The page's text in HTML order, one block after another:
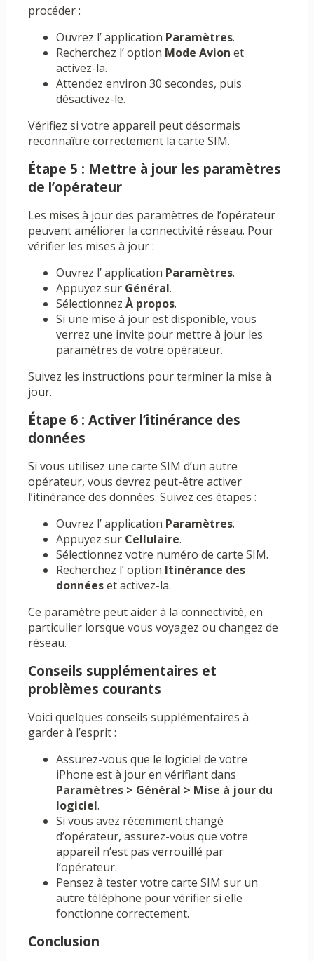
procéder :
Ouvrez l’ application Paramètres.
Recherchez l’ option Mode Avion et
activez-la.
Attendez environ 30 secondes, puis
désactivez-le.
Vérifiez si votre appareil peut désormais
reconnaître correctement la carte SIM.
Étape 5 : Mettre à jour les paramètres
de l’opérateur
Les mises à jour des paramètres de l’opérateur
peuvent améliorer la connectivité réseau. Pour
vérifier les mises à jour :
Ouvrez l’ application Paramètres.
Appuyez sur Général.
Sélectionnez À propos.
Si une mise à jour est disponible, vous
verrez une invite pour mettre à jour les
paramètres de votre opérateur.
Suivez les instructions pour terminer la mise à
jour.
Étape 6 : Activer l’itinérance des
données
Si vous utilisez une carte SIM d’un autre
opérateur, vous devrez peut-être activer
l’itinérance des données. Suivez ces étapes :
Ouvrez l’ application Paramètres.
Appuyez sur Cellulaire.
Sélectionnez votre numéro de carte SIM.
Recherchez l’ option Itinérance des
donnéeset activez-la.
Ce paramètre peut aider à la connectivité, en
particulier lorsque vous voyagez ou changez de
réseau.
Conseils supplémentaires et
problèmes courants
Voici quelques conseils supplémentaires à
garder à l’esprit :
Assurez-vous que le logiciel de votre
iPhone est à jour en vérifiant dans
Paramètres > Général > Mise à jour du
logiciel.
Si vous avez récemment changé
d’opérateur, assurez-vous que votre
appareil n’est pas verrouillé par
l’opérateur.
Pensez à tester votre carte SIM sur un
autre téléphone pour vérifier si elle
fonctionne correctement.
Conclusion